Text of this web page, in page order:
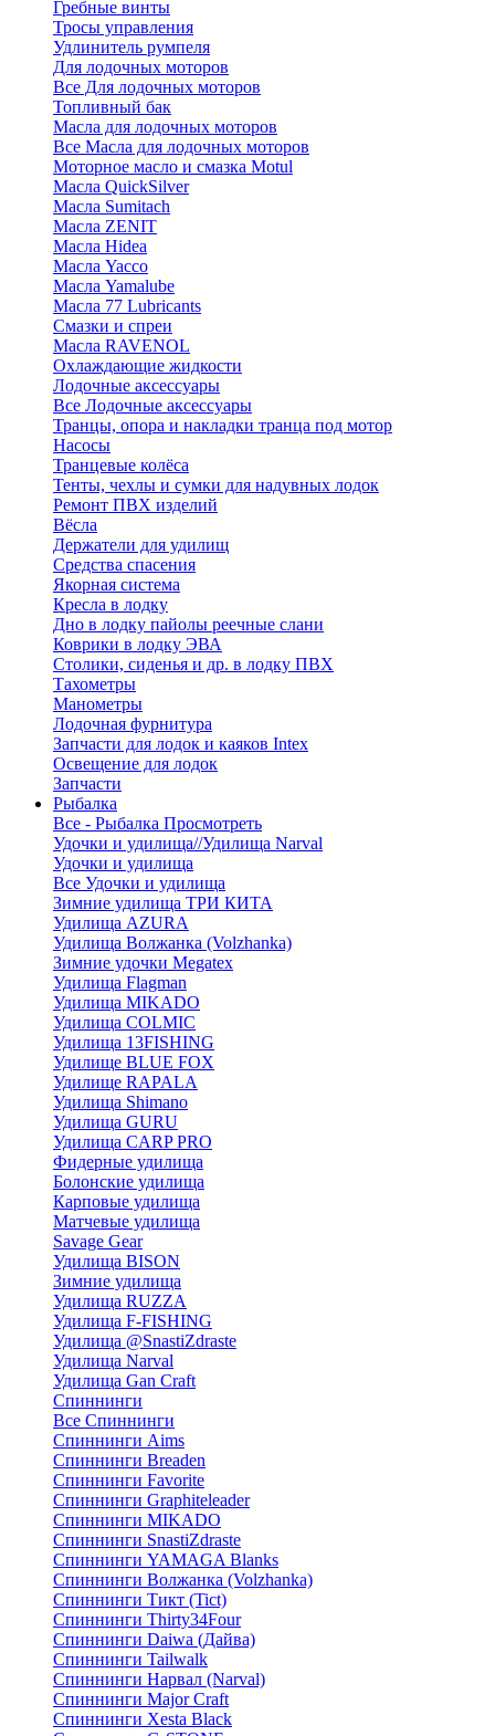
Гребные винты
Тросы управления
Удлинитель румпеля
Для лодочных моторов
Все Для лодочных моторов
Топливный бак
Масла для лодочных моторов
Все Масла для лодочных моторов
Моторное масло и смазка Motul
Масла QuickSilver
Масла Sumitach
Масла ZENIT
Масла Hidea
Масла Yacco
Масла Yamalube
Масла 77 Lubricants
Смазки и спреи
Масла RAVENOL
Охлаждающие жидкости
Лодочные аксессуары
Все Лодочные аксессуары
Транцы, опора и накладки транца под мотор
Насосы
Транцевые колёса
Тенты, чехлы и сумки для надувных лодок
Ремонт ПВХ изделий
Вёсла
Держатели для удилищ
Средства спасения
Якорная система
Кресла в лодку
Дно в лодку пайолы реечные слани
Коврики в лодку ЭВА
Столики, сиденья и др. в лодку ПВХ
Тахометры
Манометры
Лодочная фурнитура
Запчасти для лодок и каяков Intex
Освещение для лодок
Запчасти
Рыбалка
Все - Рыбалка Просмотреть
Удочки и удилища//Удилища Narval
Удочки и удилища
Все Удочки и удилища
Зимние удилища ТРИ КИТА
Удилища AZURA
Удилища Волжанка (Volzhanka)
Зимние удочки Megatex
Удилища Flagman
Удилища MIKADO
Удилища COLMIC
Удилища 13FISHING
Удилище BLUE FOX
Удилище RAPALA
Удилища Shimano
Удилища GURU
Удилища CARP PRO
Фидерные удилища
Болонские удилища
Карповые удилища
Матчевые удилища
Savage Gear
Удилища BISON
Зимние удилища
Удилища RUZZA
Удилища F-FISHING
Удилища @SnastiZdraste
Удилища Narval
Удилища Gan Craft
Спиннинги
Все Спиннинги
Спиннинги Aims
Спиннинги Breaden
Спиннинги Favorite
Спиннинги Graphiteleader
Спиннинги MIKADO
Спиннинги SnastiZdraste
Спиннинги YAMAGA Blanks
Спиннинги Волжанка (Volzhanka)
Спиннинги Тикт (Tict)
Спиннинги Thirty34Four
Спиннинги Daiwa (Дайва)
Спиннинги Tailwalk
Спиннинги Нарвал (Narval)
Спиннинги Major Craft
Спиннинги Xesta Black